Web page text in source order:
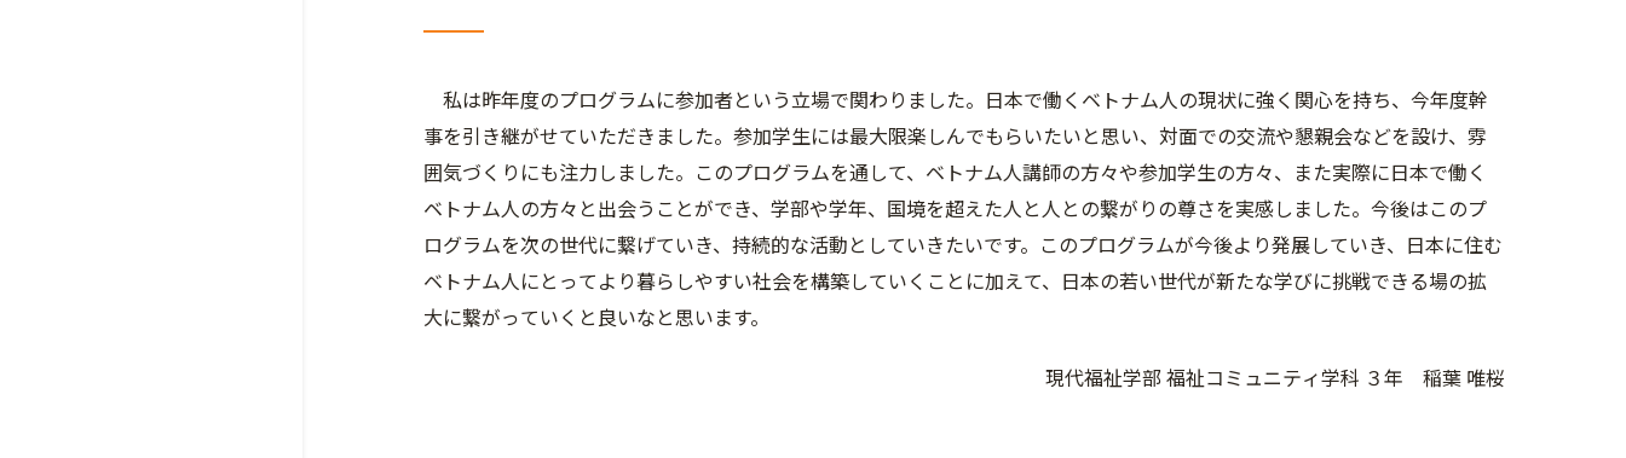
私は昨年度のプログラムに参加者という立場で関わりました。日本で働くベトナム人の現状に強く関心を持ち、今年度幹
事を引き継がせていただきました。参加学生には最大限楽しんでもらいたいと思い、対面での交流や懇親会などを設け、雰
囲気づくりにも注力しました。このプログラムを通して、ベトナム人講師の方々や参加学生の方々、また実際に日本で働く
ベトナム人の方々と出会うことができ、学部や学年、国境を超えた人と人との繋がりの尊さを実感しました。今後はこのプ
ログラムを次の世代に繋げていき、持続的な活動としていきたいです。このプログラムが今後より発展していき、日本に住む
ベトナム人にとってより暮らしやすい社会を構築していくことに加えて、日本の若い世代が新たな学びに挑戦できる場の拡
大に繋がっていくと良いなと思います。
現代福祉学部 福祉コミュニティ学科 ３年 稲葉 唯桜